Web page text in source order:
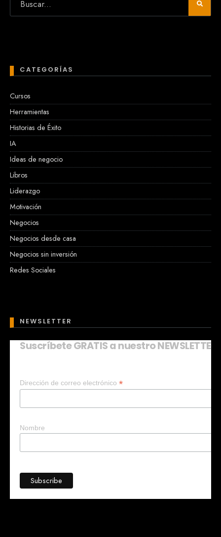
CATEGORÍAS
Cursos
Herramientas
Historias de Éxito
IA
Ideas de negocio
Libros
Liderazgo
Motivación
Negocios
Negocios desde casa
Negocios sin inversión
Redes Sociales
NEWSLETTER
Suscríbete GRATIS a nuestro NEWSLETTER
Dirección de correo electrónico *
Nombre
¿Quieres que te ayude a crear un